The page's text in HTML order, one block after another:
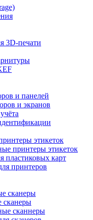
3D-печати
и панелей
и экранов
этикеток
принтеры этикеток
пластиковых карт
принтеров
сканеры
сканеры
сканнеры